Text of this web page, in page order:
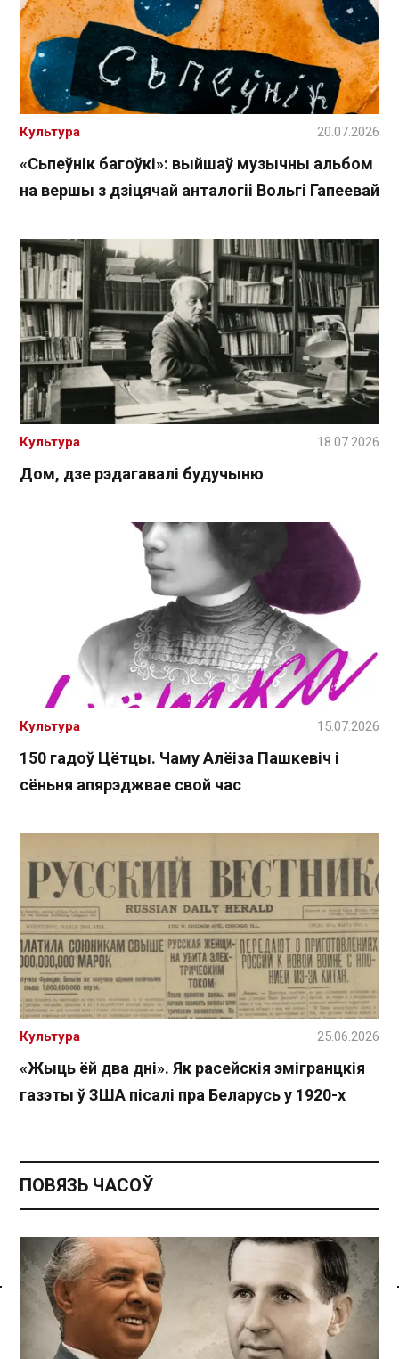
Спасылка без VPN
«Сьпеўнік багоўкі»: выйшаў музычны альбом
на вершы з дзіцячай анталогіі Вольгі Гапеевай
Культура 20.07.2026
Дом, дзе рэдагавалі будучыню
Культура 18.07.2026
150 гадоў Цётцы. Чаму Алёіза Пашкевіч і
сёньня апярэджвае свой час
Культура 15.07.2026
«Жыць ёй два дні». Як расейскія эмігранцкія
газэты ў ЗША пісалі пра Беларусь у 1920-х
Культура 25.06.2026
ПОВЯЗЬ ЧАСОЎ